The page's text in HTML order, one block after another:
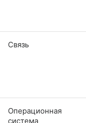
Связь
Операционная
система